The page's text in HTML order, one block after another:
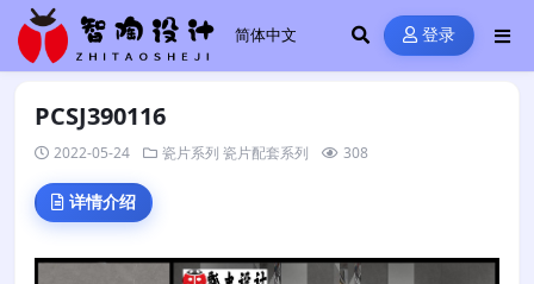
登录
PCSJ390116
2022-05-24 瓷片系列 瓷片配套系列 308
详情介绍